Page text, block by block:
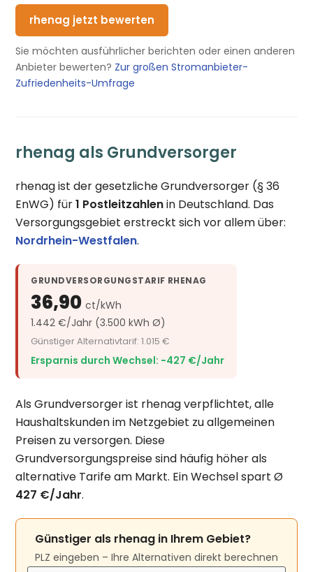
rhenag jetzt bewerten
Sie möchten ausführlicher berichten oder einen anderen
Anbieter bewerten? Zur großen Stromanbieter-
Zufriedenheits-Umfrage
rhenag als Grundversorger
rhenag ist der gesetzliche Grundversorger (§ 36
EnWG) für1 Postleitzahlenin Deutschland. Das
Versorgungsgebiet erstreckt sich vor allem über:
Nordrhein-Westfalen.
GRUNDVERSORGUNGSTARIF RHENAG
36,90ct/kWh
1.442 €/Jahr (3.500 kWh Ø)
Günstiger Alternativtarif: 1.015 €
Ersparnis durch Wechsel: −427 €/Jahr
Als Grundversorger ist rhenag verpflichtet, alle
Haushaltskunden im Netzgebiet zu allgemeinen
Preisen zu versorgen. Diese
Grundversorgungspreise sind häufig höher als
alternative Tarife am Markt. Ein Wechsel spart Ø
427 €/Jahr.
Günstiger als rhenag in Ihrem Gebiet?
PLZ eingeben – Ihre Alternativen direkt berechnen